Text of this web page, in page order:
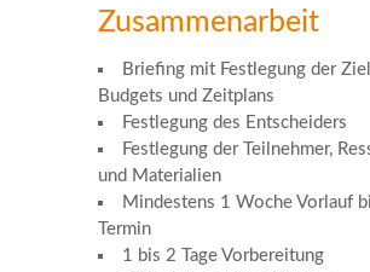
Zusammenarbeit
Briefing mit Festlegung der
Budgets und Zeitplans
Festlegung des Entscheiders
Festlegung der Teilnehmer,
und Materialien
Mindestens 1 Woche Vorlauf
Termin
1 bis 2 Tage Vorbereitung